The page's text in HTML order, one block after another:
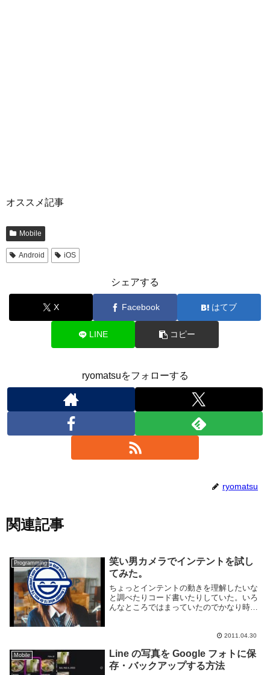
オススメ記事
Mobile
Android iOS
シェアする
X Facebook はてブ
LINE コピー
ryomatsuをフォローする
ryomatsu
関連記事
Programming
笑い男カメラでインテントを試し
てみた。
ちょっとインテントの動きを理解したいな
と調べたりコード書いたりしていた。いろ
んなところではまっていたのでかなり時間
分のアプリからインテントでカメラを起動
2011.04.30
Mobile
Line の写真を Google フォトに保
存・バックアップする方法